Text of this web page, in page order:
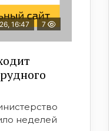
16:47 7
неделей